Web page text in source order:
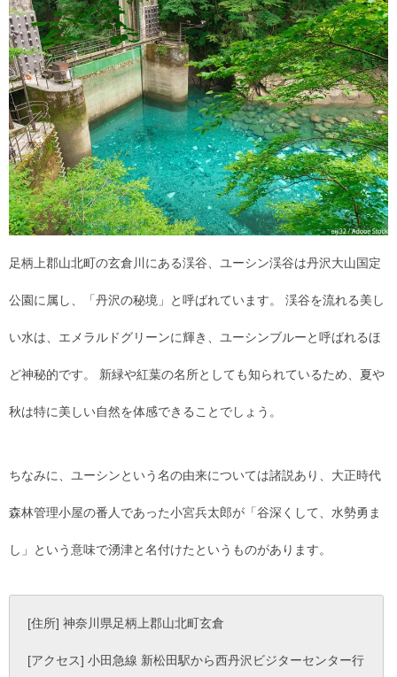
足柄上郡山北町の玄倉川にある渓谷、ユーシン渓谷は丹沢大山国定
公園に属し、「丹沢の秘境」と呼ばれています。 渓谷を流れる美し
い水は、エメラルドグリーンに輝き、ユーシンブルーと呼ばれるほ
ど神秘的です。 新緑や紅葉の名所としても知られているため、夏や
秋は特に美しい自然を体感できることでしょう。
ちなみに、ユーシンという名の由来については諸説あり、大正時代
森林管理小屋の番人であった小宮兵太郎が「谷深くして、水勢勇ま
し」という意味で湧津と名付けたというものがあります。
[住所] 神奈川県足柄上郡山北町玄倉
[アクセス] 小田急線 新松田駅から西丹沢ビジターセンター行